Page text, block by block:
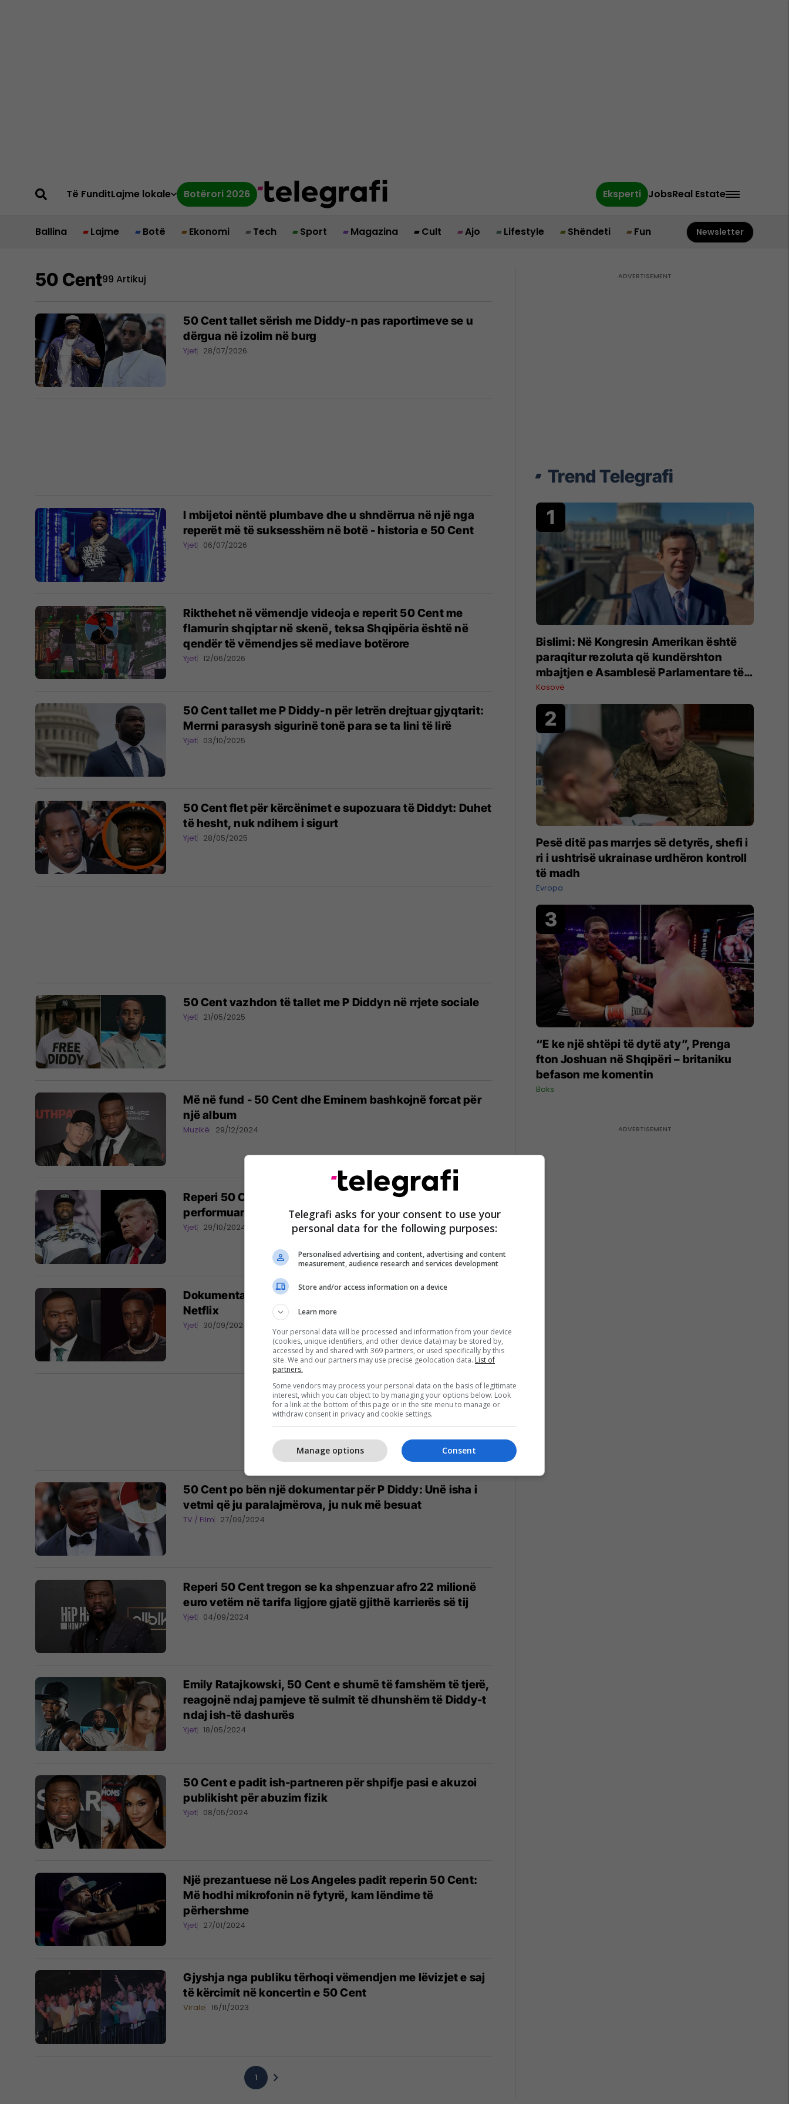
Të FunditLajme lokale Botërori 2026 Eksperti JobsReal Estate
Ballina Lajme Botë Ekonomi Tech Sport Magazina Cult Ajo Lifestyle Shëndeti Fun Newsletter
50 Cent99 Artikuj
50 Cent tallet sërish me Diddy-n pas raportimeve se u
dërgua në izolim në burg
Yjet 28/07/2026
I mbijetoi nëntë plumbave dhe u shndërrua në një nga
reperët më të suksesshëm në botë - historia e 50 Cent
Yjet 06/07/2026
Rikthehet në vëmendje videoja e reperit 50 Cent me
flamurin shqiptar në skenë, teksa Shqipëria është në
qendër të vëmendjes së mediave botërore
Yjet 12/06/2026
50 Cent tallet me P Diddy-n për letrën drejtuar gjyqtarit:
Merrni parasysh sigurinë tonë para se ta lini të lirë
Yjet 03/10/2025
50 Cent flet për kërcënimet e supozuara të Diddyt: Duhet
të hesht, nuk ndihem i sigurt
Yjet 28/05/2025
50 Cent vazhdon të tallet me P Diddyn në rrjete sociale
Yjet 21/05/2025
Më në fund - 50 Cent dhe Eminem bashkojnë forcat për
një album
Muzikë 29/12/2024
Reperi 50 Cent refuzoi 3 milionë dollarë për të
performuar në tubimin e Trumpit
Yjet 29/10/2024
Dokumentarët e 50 Cent për Diddy-t po shkojnë në
Netflix
Yjet 30/09/2024
50 Cent po bën një dokumentar për P Diddy: Unë isha i
vetmi që ju paralajmërova, ju nuk më besuat
TV / Film 27/09/2024
Reperi 50 Cent tregon se ka shpenzuar afro 22 milionë
euro vetëm në tarifa ligjore gjatë gjithë karrierës së tij
Yjet 04/09/2024
Emily Ratajkowski, 50 Cent e shumë të famshëm të tjerë,
reagojnë ndaj pamjeve të sulmit të dhunshëm të Diddy-t
ndaj ish-të dashurës
Yjet 18/05/2024
50 Cent e padit ish-partneren për shpifje pasi e akuzoi
publikisht për abuzim fizik
Yjet 08/05/2024
Një prezantuese në Los Angeles padit reperin 50 Cent:
Më hodhi mikrofonin në fytyrë, kam lëndime të
përhershme
Yjet 27/01/2024
Gjyshja nga publiku tërhoqi vëmendjen me lëvizjet e saj
të kërcimit në koncertin e 50 Cent
Virale 16/11/2023
1
Trend Telegrafi
Bislimi: Në Kongresin Amerikan është
paraqitur rezoluta që kundërshton
mbajtjen e Asamblesë Parlamentare të
OSBE-së në Beograd
Kosovë
Pesë ditë pas marrjes së detyrës, shefi i
ri i ushtrisë ukrainase urdhëron kontroll
të madh
Evropa
“E ke një shtëpi të dytë aty”, Prenga
fton Joshuan në Shqipëri – britaniku
befason me komentin
Boks
Telegrafi asks for your consent to use your
personal data for the following purposes:
Personalised advertising and content, advertising and content
measurement, audience research and services development
Store and/or access information on a device
Learn more
Your personal data will be processed and information from your device
(cookies, unique identifiers, and other device data) may be stored by,
accessed by and shared with 369 partners, or used specifically by this
site. We and our partners may use precise geolocation data. List of
partners.
Some vendors may process your personal data on the basis of legitimate
interest, which you can object to by managing your options below. Look
for a link at the bottom of this page or in the site menu to manage or
withdraw consent in privacy and cookie settings.
Consent
Manage options